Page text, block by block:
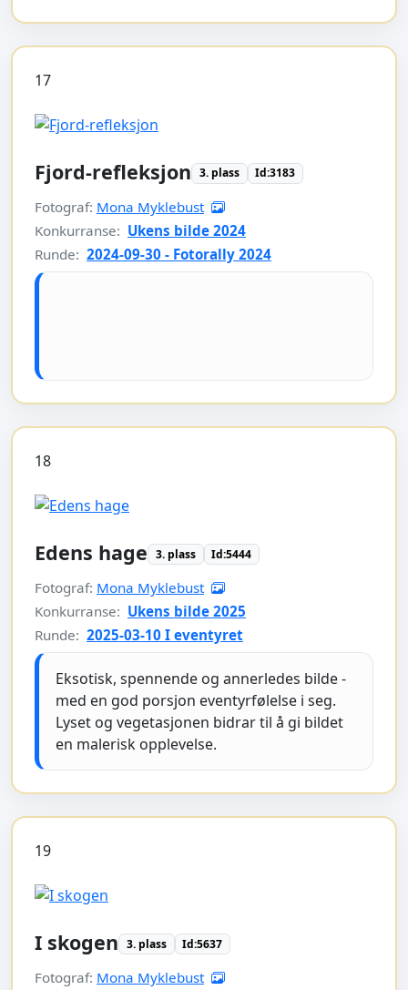
17
Fjord-refleksjon 3. plass Id:3183
Fotograf: Mona Myklebust
Konkurranse: Ukens bilde 2024
Runde: 2024-09-30 - Fotorally 2024
18
Edens hage 3. plass Id:5444
Fotograf: Mona Myklebust
Konkurranse: Ukens bilde 2025
Runde: 2025-03-10 I eventyret
Eksotisk, spennende og annerledes bilde -
med en god porsjon eventyrfølelse i seg.
Lyset og vegetasjonen bidrar til å gi bildet
en malerisk opplevelse.
19
I skogen 3. plass Id:5637
Fotograf: Mona Myklebust